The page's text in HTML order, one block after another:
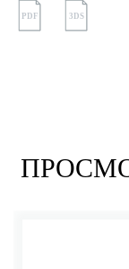
PDF 3DS